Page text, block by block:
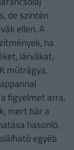
de szintén
ellen. A
ha
lárvákat,
műtrágya,
figyelmet arra,
mert bár a
hasonló,
egyéb